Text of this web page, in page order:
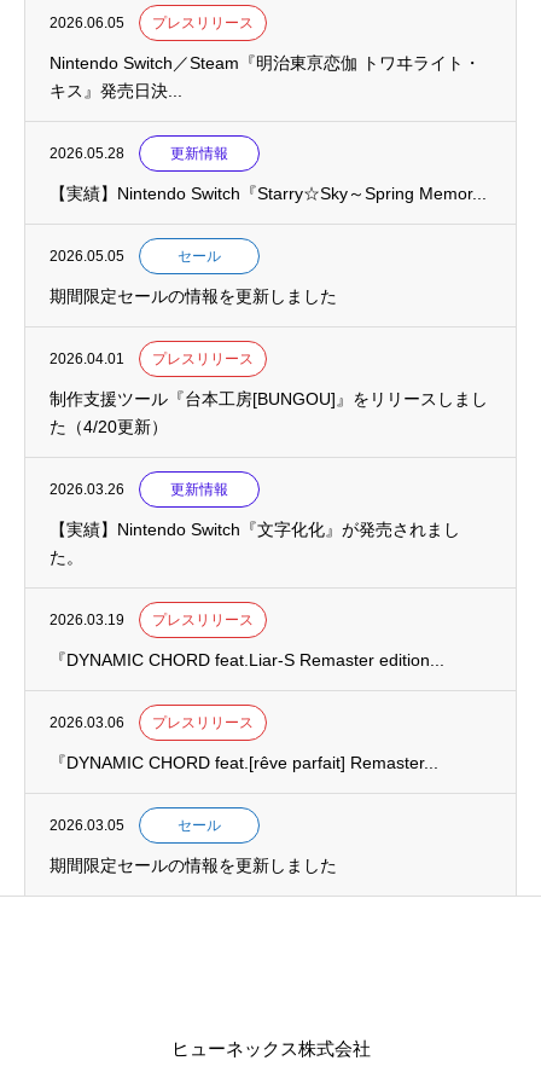
2026.06.05 プレスリリース
Nintendo Switch／Steam『明治東亰恋伽 トワヰライト・
キス』発売日決...
2026.05.28 更新情報
【実績】Nintendo Switch『Starry☆Sky～Spring Memor...
2026.05.05 セール
期間限定セールの情報を更新しました
2026.04.01 プレスリリース
制作支援ツール『台本工房[BUNGOU]』をリリースしまし
た（4/20更新）
2026.03.26 更新情報
【実績】Nintendo Switch『文字化化』が発売されまし
た。
2026.03.19 プレスリリース
『DYNAMIC CHORD feat.Liar-S Remaster edition...
2026.03.06 プレスリリース
『DYNAMIC CHORD feat.[rêve parfait] Remaster...
2026.03.05 セール
期間限定セールの情報を更新しました
ヒューネックス株式会社